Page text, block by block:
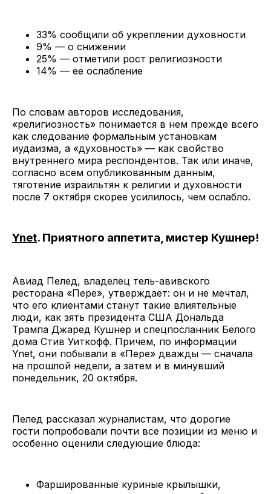
33% сообщили об укреплении духовности
9% — о снижении
25% — отметили рост религиозности
14% — ее ослабление
По словам авторов исследования,
«религиозность» понимается в нем прежде всего
как следование формальным установкам
иудаизма, а «духовность» — как свойство
внутреннего мира респондентов. Так или иначе,
согласно всем опубликованным данным,
тяготение израильтян к религии и духовности
после 7 октября скорее усилилось, чем ослабло.
Ynet. Приятного аппетита, мистер Кушнер!
Авиад Пелед, владелец тель-авивского
ресторана «Пере», утверждает: он и не мечтал,
что его клиентами станут такие влиятельные
люди, как зять президента США Дональда
Трампа Джаред Кушнер и спецпосланник Белого
дома Стив Уиткофф. Причем, по информации
Ynet, они побывали в «Пере» дважды — сначала
на прошлой недели, а затем и в минувший
понедельник, 20 октября.
Пелед рассказал журналистам, что дорогие
гости попробовали почти все позиции из меню и
особенно оценили следующие блюда:
Фаршированные куриные крылышки,